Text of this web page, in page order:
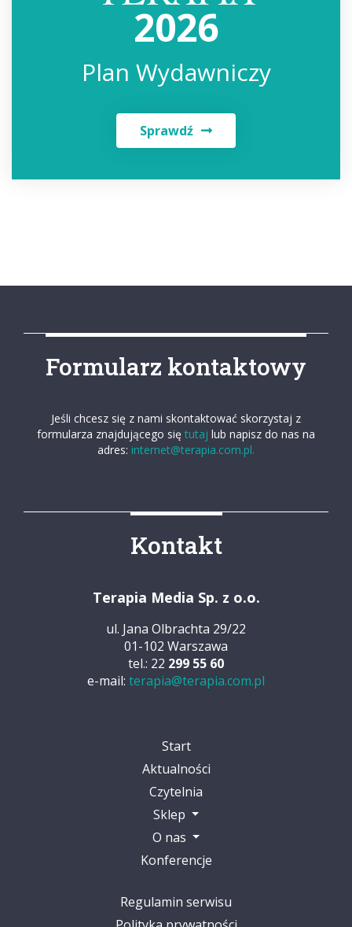
2026
Plan Wydawniczy
Sprawdź
Formularz kontaktowy
Jeśli chcesz się z nami skontaktować skorzystaj z
formularza znajdującego się tutaj lub napisz do nas na
adres: internet@terapia.com.pl.
Kontakt
Terapia Media Sp. z o.o.
ul. Jana Olbrachta 29/22
01-102 Warszawa
tel.: 22 299 55 60
e-mail: terapia@terapia.com.pl
Start
Aktualności
Czytelnia
Sklep
O nas
Konferencje
Regulamin serwisu